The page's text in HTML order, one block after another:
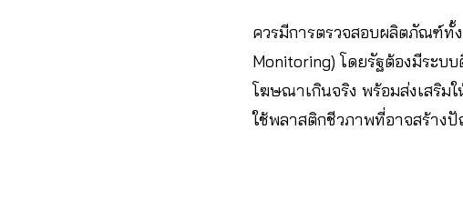
ควรมีการตรวจสอบผลิตภัณฑ์ทั้
Monitoring) โดยรัฐต้องมีระบ
โฆษณาเกินจริง พร้อมส่งเสริม
ใช้พลาสติกชีวภาพที่อาจสร้าง